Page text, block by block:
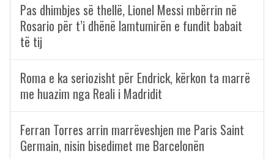
Pas dhimbjes së thellë, Lionel Messi mbërrin në
Rosario për t’i dhënë lamtumirën e fundit babait
të tij
Roma e ka seriozisht për Endrick, kërkon ta marrë
me huazim nga Reali i Madridit
Ferran Torres arrin marrëveshjen me Paris Saint
Germain, nisin bisedimet me Barcelonën